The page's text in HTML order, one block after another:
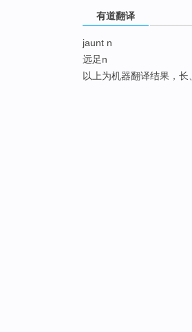
有道翻译
jaunt n
远足n
以上为机器翻译结果，长